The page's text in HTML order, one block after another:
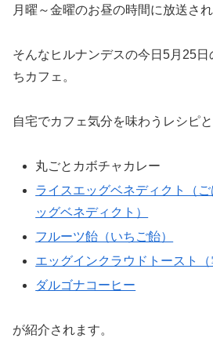
月曜～金曜のお昼の時間に放送され
そんなヒルナンデスの今日5月25日
ちカフェ。
自宅でカフェ気分を味わうレシピ
丸ごとカボチャカレー
ライスエッグベネディクト（
ッグベネディクト）
フルーツ飴（いちご飴）
エッグインクラウドトースト（
ダルゴナコーヒー
が紹介されます。